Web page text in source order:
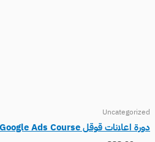
Uncategorized
دورة اعلانات قوقل Google Ads Course